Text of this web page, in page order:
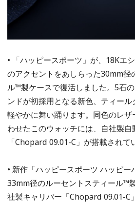
• 「ハッピースポーツ」が、18Kエ
のアクセントをあしらった30mm径
ル™製ケースで復活しました。5石
ンドが初採用となる新色、ティー
軽やかに舞い踊ります。同色のレ
わせたこのウォッチには、自社製自
「Chopard 09.01-C」が搭載されて
• 新作「ハッピースポーツ ハッピー
33mm径のルーセントスティール™
社製キャリバー「Chopard 09.01-C